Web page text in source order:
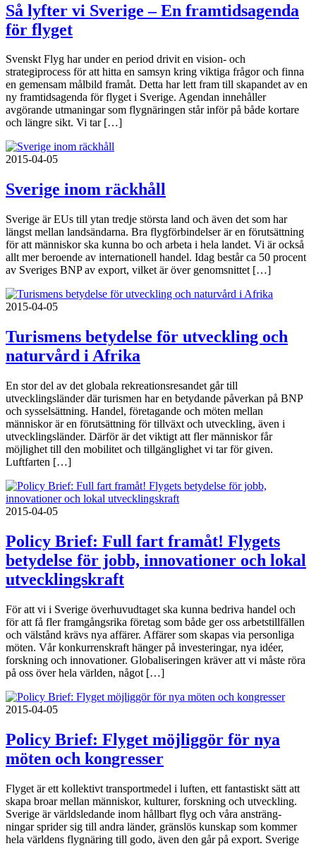
Så lyfter vi Sverige – En framtidsagenda
för flyget
Svenskt Flyg har under en period drivit en vision- och
strategiprocess för att hitta en samsyn kring viktiga frågor och finna
en gemensam målbild framåt. Detta har lett fram till skapandet av en
ny framtidsagenda för flyget i Sverige. Agendan innehåller
avgörande utmaningar som flygnäringen står inför på både kortare
och längre sikt. Vi tar […]
2015-04-05
Sverige inom räckhåll
Sverige är EUs till ytan tredje största land och även det som har
längst mellan landsändarna. Bra flygförbindelser är en förutsättning
för att människor ska kunna bo och arbeta i hela landet. Vi är också
allt mer beroende av internationell handel. Idag består ca 50 procent
av Sveriges BNP av export, vilket är över genomsnittet […]
2015-04-05
Turismens betydelse för utveckling och
naturvård i Afrika
En stor del av det globala rekreationsresandet går till
utvecklingsländer där turismen har en betydande påverkan på BNP
och sysselsättning. Handel, företagande och möten mellan
människor är en förutsättning för tillväxt och utveckling, även i
utvecklingsländer. Därför är det viktigt att fler människor får
möjlighet till den mobilitet och tillgänglighet vi tar för given.
Luftfarten […]
2015-04-05
Policy Brief: Full fart framåt! Flygets
betydelse för jobb, innovationer och lokal
utvecklingskraft
För att vi i Sverige överhuvudtaget ska kunna bedriva handel och
för att få fler framgångsrika företag som både ger oss arbetstillfällen
och välstånd krävs nya affärer. Affärer som skapas via personliga
möten. Vår konkurrenskraft hänger på investeringar, nya idéer,
forskning och innovationer. Globaliseringen kräver att vi måste röra
på oss över hela världen, något […]
2015-04-05
Policy Brief: Flyget möjliggör för nya
möten och kongresser
Flyget är ett kollektivt transportmedel i luften, ett fantastiskt sätt att
skapa broar mellan människor, kulturer, forskning och utveckling.
Sverige är världsledande inom hållbart flyg och våra ansträng-
ningar sprider sig till andra länder, gränslös kunskap som kommer
hela världens flygnäring till godo, även den går på export. Sverige